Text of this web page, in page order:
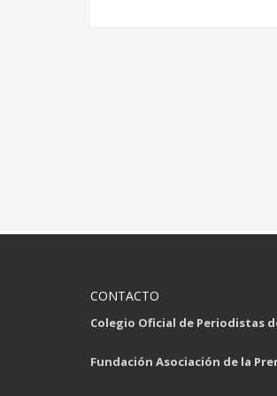
CONTACTO
Colegio Oficial de Periodistas
Fundación Asociación de la